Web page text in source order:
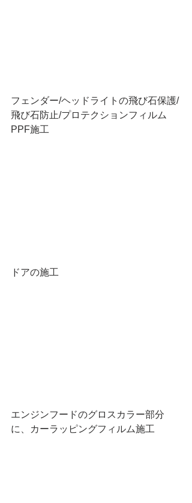
フェンダー/ヘッドライトの飛び石保護/
飛び石防止/プロテクションフィルム
PPF施工
ドアの施工
エンジンフードのグロスカラー部分
に、カーラッピングフィルム施工